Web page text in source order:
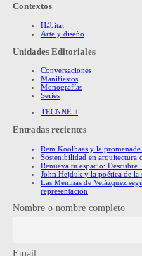
Contextos
Hábitat
Arte y diseño
Unidades Editoriales
Conversaciones
Manifiestos
Monografías
Series
TECNNE +
Entradas recientes
Rem Koolhaas y la
Sostenibilidad en arquitectura
Renueva tu espacio:
John Hejduk y la poética de la
Las Meninas de Velázquez
representación
Nombre o nombre completo
Email